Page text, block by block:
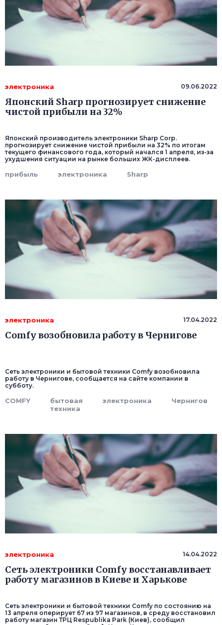
электроника 09.06.2022
Японский Sharp прогнозирует снижение
чистой прибыли на 32%
Японский производитель электроники Sharp Corp.
прогнозирует снижение чистой прибыли на 32% по итогам
текущего финансового года, который начался 1 апреля, из-за
ухудшения ситуации на рынке больших ЖК-дисплеев.
прибыль электроника Sharp
электроника 17.04.2022
Comfy возобновила работу в Чернигове
Сеть электроники и бытовой техники Comfy возобновила
работу в Чернигове, сообщается на сайте компании в
субботу.
COMFY
бытовая
техника
электроника Чернигов
электроника 14.04.2022
Сеть электроники Comfy восстанавливает
работу магазинов в Киеве и Харькове
Сеть электроники и бытовой техники Comfy по состоянию на
13 апреля оперирует 67 из 97 магазинов, в среду восстановил
работу магазин ТРЦ Respublika Park (Киев), сообщил